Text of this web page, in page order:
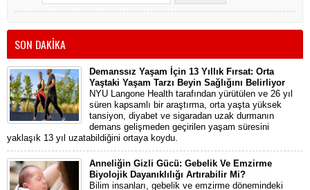
SON DAKİKA
Demanssız Yaşam İçin 13 Yıllık Fırsat: Orta
Yaştaki Yaşam Tarzı Beyin Sağlığını Belirliyor
NYU Langone Health tarafından yürütülen ve 26 yıl
süren kapsamlı bir araştırma, orta yaşta yüksek
tansiyon, diyabet ve sigaradan uzak durmanın
demans gelişmeden geçirilen yaşam süresini
yaklaşık 13 yıl uzatabildiğini ortaya koydu.
Anneliğin Gizli Gücü: Gebelik Ve Emzirme
Biyolojik Dayanıklılığı Artırabilir Mi?
Bilim insanları, gebelik ve emzirme dönemindeki